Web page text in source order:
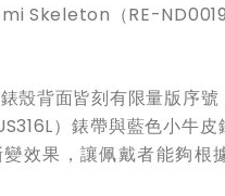
Skeleton（RE-
殼背面皆刻有限量版序號
）錶帶與藍色小牛
效果，讓佩戴者能夠根